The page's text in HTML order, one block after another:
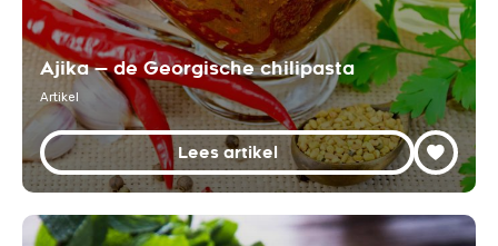
Ajika — de Georgische chilipasta
Artikel
Lees artikel